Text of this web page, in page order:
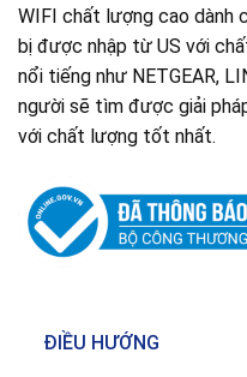
WIFI chất lượng cao dành
bị được nhập từ US với
nổi tiếng như NETGEAR,
người sẽ tìm được giải
với chất lượng tốt nhất.
ĐIỀU HƯỚNG